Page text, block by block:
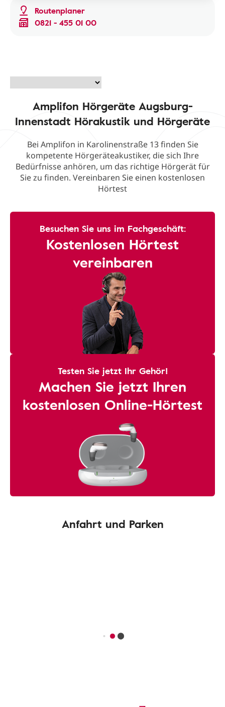
Routenplaner
0821 - 455 01 00
Amplifon Hörgeräte Augsburg-
Innenstadt Hörakustik und Hörgeräte
Bei Amplifon in Karolinenstraße 13 finden Sie
kompetente Hörgeräteakustiker, die sich Ihre
Bedürfnisse anhören, um das richtige Hörgerät für
Sie zu finden. Vereinbaren Sie einen kostenlosen
Hörtest
Besuchen Sie uns im Fachgeschäft:
Kostenlosen Hörtest
vereinbaren
Testen Sie jetzt Ihr Gehör!
Machen Sie jetzt Ihren
kostenlosen Online-Hörtest
Anfahrt und Parken